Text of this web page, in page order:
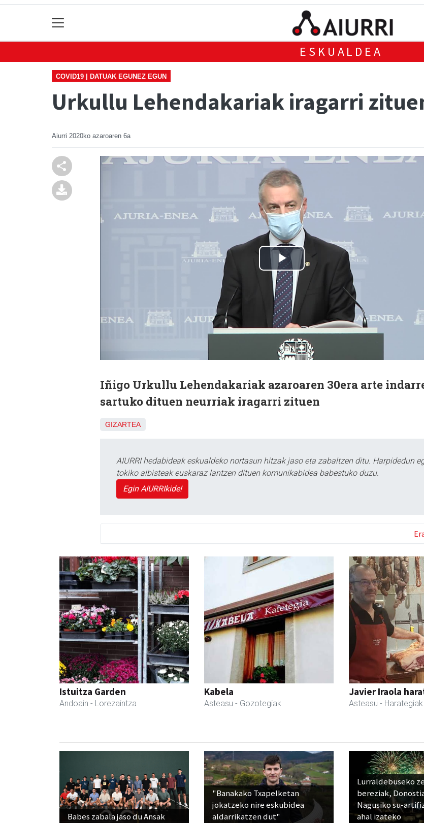
ESKUALDEA
COVID19 | DATUAK EGUNEZ EGUN
Urkullu Lehendakariak iragarri
Aiurri 2020ko azaroaren 6a
Iñigo Urkullu Lehendakariak azaroaren 30era arte
sartuko dituen neurriak iragarri zituen
GIZARTEA
AIURRI hedabideak eskualdeko nortasun hitzak jaso eta zabaltzen ditu. Harpidedun
tokiko albisteak euskaraz lantzen dituen komunikabidea babestuko duzu.
Egin AIURRIkide!
Istuitza Garden
Andoain - Lorezaintza
Kabela
Asteasu - Gozotegiak
Javier Iraola
Asteasu - Harategiak
Babes zabala jaso du Ansak
"Banakako Txapelketan
jokatzeko nire eskubidea
aldarrikatzen dut"
Lurraldebuseko
bereziak,
Nagusiko su-
ahal izateko